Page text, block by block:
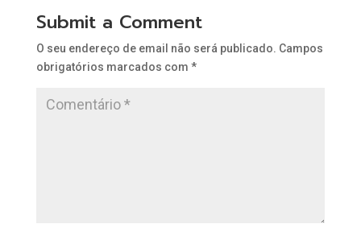
Submit a Comment
O seu endereço de email não será publicado. Campos
obrigatórios marcados com *